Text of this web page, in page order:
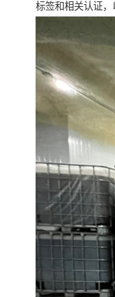
标签和相关认证，